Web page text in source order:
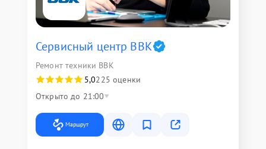
Сервисный центр BBK
Ремонт техники BBK
5,0225 оценки
Открыто до 21:00
Маршрут